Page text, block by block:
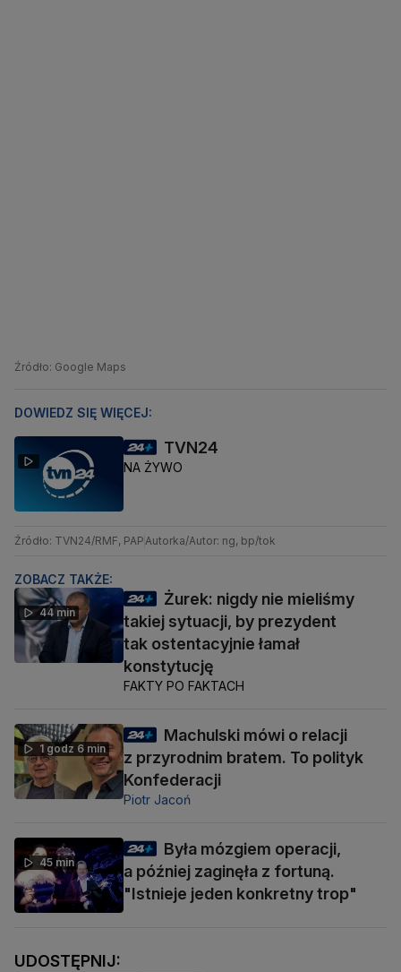
Źródło: Google Maps
DOWIEDZ SIĘ WIĘCEJ:
TVN24
NA ŻYWO
Źródło: TVN24/RMF, PAP Autorka/Autor: ng, bp/tok
ZOBACZ TAKŻE:
44 min
Żurek: nigdy nie mieliśmy
takiej sytuacji, by prezydent
tak ostentacyjnie łamał
konstytucję
FAKTY PO FAKTACH
1 godz 6 min
Machulski mówi o relacji
z przyrodnim bratem. To polityk
Konfederacji
Piotr Jacoń
45 min
Była mózgiem operacji,
a później zaginęła z fortuną.
"Istnieje jeden konkretny trop"
UDOSTĘPNIJ: